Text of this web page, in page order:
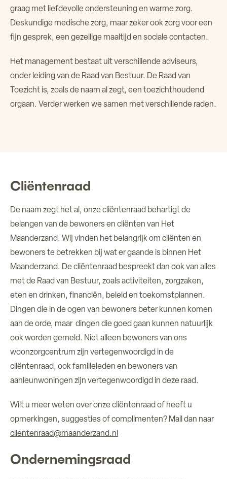
Verhuur ruimtes
Contact
graag met liefdevolle ondersteuning en warme zorg.
Deskundige medische zorg, maar zeker ook zorg voor een
fijn gesprek, een gezellige maaltijd en sociale contacten.
Het management bestaat uit verschillende adviseurs,
onder leiding van de Raad van Bestuur. De Raad van
Toezicht is, zoals de naam al zegt, een toezichthoudend
orgaan. Verder werken we samen met verschillende raden.
Cliëntenraad
De naam zegt het al, onze cliëntenraad behartigt de
belangen van de bewoners en cliënten van Het
Maanderzand. Wij vinden het belangrijk om cliënten en
bewoners te betrekken bij wat er gaande is binnen Het
Maanderzand. De cliëntenraad bespreekt dan ook van alles
met de Raad van Bestuur, zoals activiteiten, zorgzaken,
eten en drinken, financiën, beleid en toekomstplannen.
Dingen die in de ogen van bewoners beter kunnen komen
aan de orde, maar dingen die goed gaan kunnen natuurlijk
ook worden gemeld. Niet alleen bewoners van ons
woonzorgcentrum zijn vertegenwoordigd in de
cliëntenraad, ook familieleden en bewoners van
aanleunwoningen zijn vertegenwoordigd in deze raad.
Wilt u meer weten over onze cliëntenraad of heeft u
opmerkingen, suggesties of complimenten? Mail dan naar
clientenraad@maanderzand.nl
Ondernemingsraad